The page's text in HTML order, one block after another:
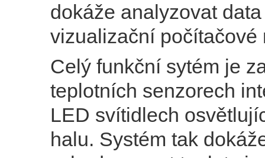
dokáže analyzovat
vizualizační počítačové
Celý funkční sytém je
teplotních senzorech
LED svítidlech
halu. Systém tak